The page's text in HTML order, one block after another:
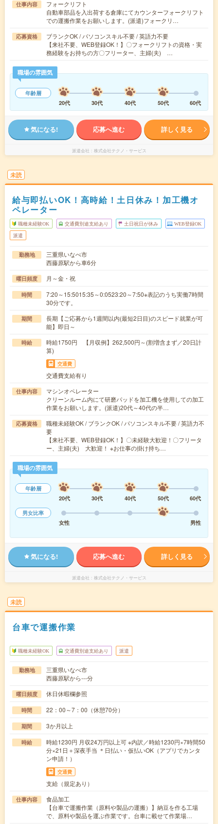
仕事内容
フォークリフト
自動車部品を入出荷する倉庫にてカウンターフォークリフト
での運搬作業をお願いします。(派遣)フォークリ…
応募資格
ブランクOK / パソコンスキル不要 / 英語力不要
【来社不要、WEB登録OK！】〇フォークリフトの資格・実
務経験をお持ちの方〇フリーター、主婦(夫) …
職場の雰囲気
年齢層
20代
30代 40代 50代 60代
気になる! 応募へ進む 詳しく見る
派遣会社 株式会社テクノ・サービス
未読
給与即払いOK！高時給！土日休み！加工機オ
ペレーター
職種未経験OK 交通費別途支給あり 土日祝日が休み WEB登録OK
派遣
勤務地
三重県いなべ市
西藤原駅から車6分
曜日頻度 月～金・祝
時間
7:20～15:5015:35～0:0523:20～7:50※表記のうち実働7時間
30分です。
期間
長期【ご応募から1週間以内(最短2日目)のスピード就業が可
能】即日～
時給
時給1750円 【月収例】262,500円～(割増含まず／20日計
算)
交通費
交通費支給有り
仕事内容
マシンオペレーター
クリーンルーム内にて研磨パッドを加工機を使用しての加工
作業をお願いします。(派遣)20代～40代の半…
応募資格
職種未経験OK / ブランクOK / パソコンスキル不要 / 英語力不
要
【来社不要、WEB登録OK！】〇未経験大歓迎！〇フリータ
ー、主婦(夫) 大歓迎！ ※お仕事の掛け持ち…
職場の雰囲気
年齢層
20代
30代 40代 50代
60代
男女比率
女性
男性
気になる! 応募へ進む 詳しく見る
派遣会社 株式会社テクノ・サービス
未読
台車で運搬作業
職種未経験OK 交通費別途支給あり 派遣
勤務地
三重県いなべ市
西藤原駅から---分
曜日頻度 休日休暇欄参照
時間 22：00～7：00（休憩70分）
期間 3か月以上
時給
時給1230円 月収24万円以上可 ※内訳／時給1230円×7時間50
分×21日＋深夜手当 ＊日払い・仮払いOK（アプリでカンタ
ン申請！）
交通費
支給（規定あり）
仕事内容
食品加工
【台車で運搬作業（原料や製品の運搬）】納豆を作る工場
で、原料や製品を運ぶ作業です。台車に載せて作業場…